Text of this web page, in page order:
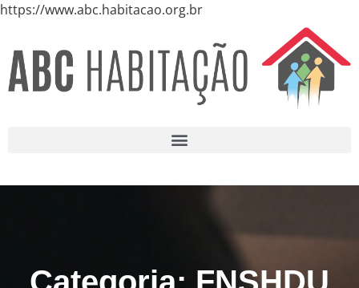
https://www.abc.habitacao.org.br